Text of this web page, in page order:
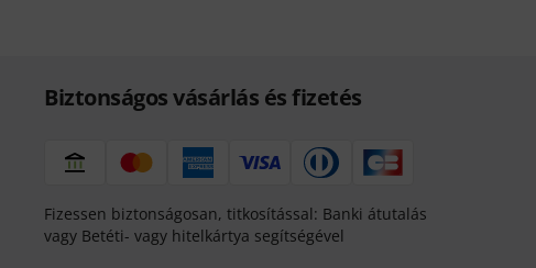
Biztonságos vásárlás és fizetés
Fizessen biztonságosan, titkosítással: Banki átutalás
vagy Betéti- vagy hitelkártya segítségével